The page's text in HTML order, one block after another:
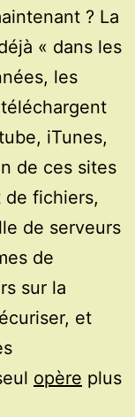
? La
« dans les
les
iTunes,
de ces sites
de fichiers,
de serveurs
de
sur la
et
opère plus